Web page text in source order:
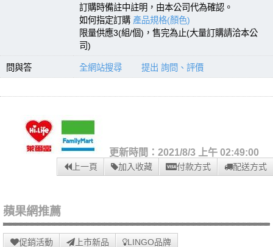
訂購時備註中註明，由本公司代為確認。
如何指定訂購 產品規格(顏色)
限量供應3(組/個)，售完為止(大量訂購請洽本公
司)
問與答 全網站搜尋 提出 詢問、評價
更新時間：2021/8/3 上午 02:49:00
上一頁 加入收藏 付款方式 配送方式
蘋果網推薦
促銷活動 上市新品 LINGO品牌